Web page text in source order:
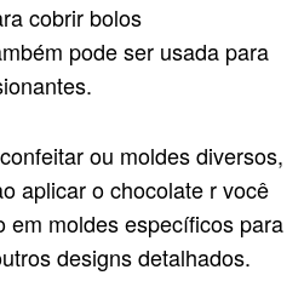
cobrir bolos
pode ser usada para
ou moldes diversos,
aplicar o chocolate r você
em moldes específicos para
designs detalhados.